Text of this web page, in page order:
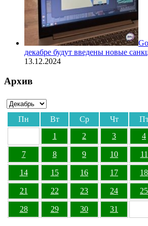
декабре будут введены новые
13.12.2024
Архив
Пн Вт Ср Чт
1
2 3 4
7 8 9 10 11
14 15 16 17 18
21 22 23 24 25
28 29 30 31